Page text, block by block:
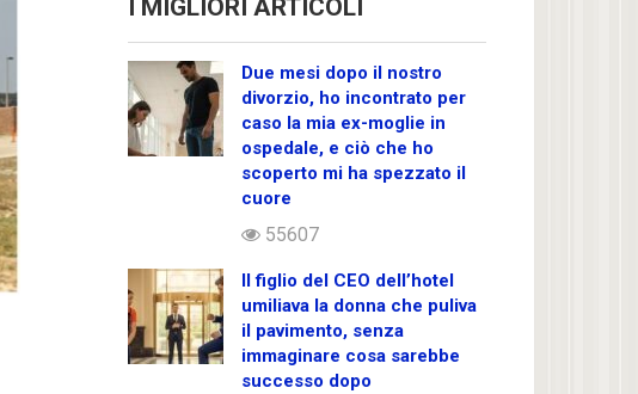
I MIGLIORI ARTICOLI
Due mesi dopo il nostro
divorzio, ho incontrato per
caso la mia ex-moglie in
ospedale, e ciò che ho
scoperto mi ha spezzato il
cuore
55607
Il figlio del CEO dell’hotel
umiliava la donna che puliva
il pavimento, senza
immaginare cosa sarebbe
successo dopo